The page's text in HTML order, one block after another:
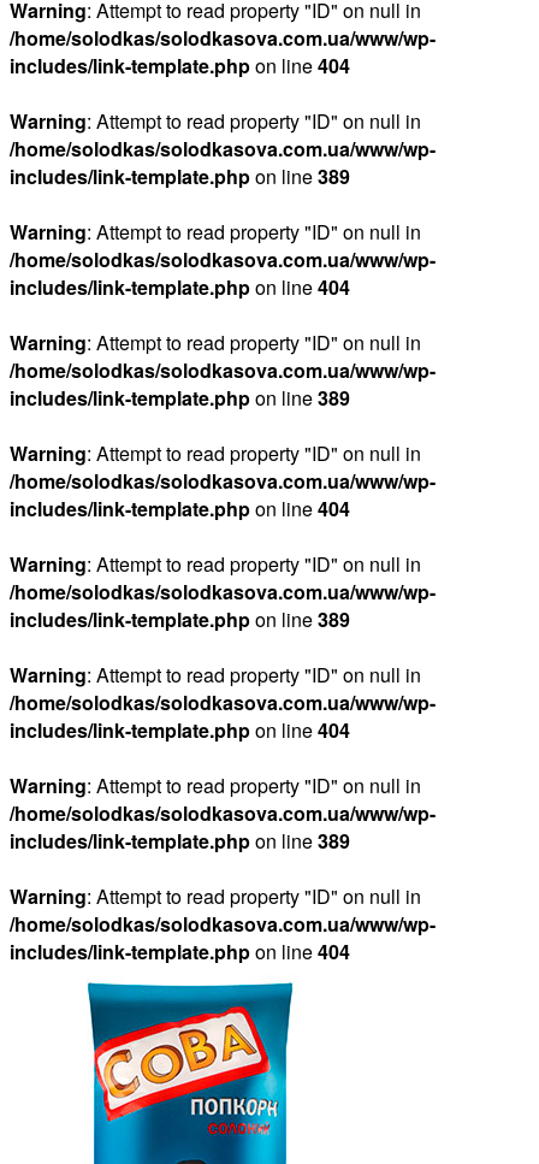
Warning: Attempt to read property "ID" on null in
/home/solodkas/solodkasova.com.ua/www/wp-
includes/link-template.phpon line404
Warning: Attempt to read property "ID" on null in
/home/solodkas/solodkasova.com.ua/www/wp-
includes/link-template.phpon line389
Warning: Attempt to read property "ID" on null in
/home/solodkas/solodkasova.com.ua/www/wp-
includes/link-template.phpon line404
Warning: Attempt to read property "ID" on null in
/home/solodkas/solodkasova.com.ua/www/wp-
includes/link-template.phpon line389
Warning: Attempt to read property "ID" on null in
/home/solodkas/solodkasova.com.ua/www/wp-
includes/link-template.phpon line404
Warning: Attempt to read property "ID" on null in
/home/solodkas/solodkasova.com.ua/www/wp-
includes/link-template.phpon line389
Warning: Attempt to read property "ID" on null in
/home/solodkas/solodkasova.com.ua/www/wp-
includes/link-template.phpon line404
Warning: Attempt to read property "ID" on null in
/home/solodkas/solodkasova.com.ua/www/wp-
includes/link-template.phpon line389
Warning: Attempt to read property "ID" on null in
/home/solodkas/solodkasova.com.ua/www/wp-
includes/link-template.phpon line404